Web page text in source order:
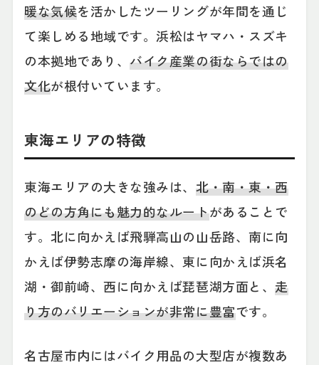
暖な気候を活かしたツーリングが年間を通じ
て楽しめる地域です。浜松はヤマハ・スズキ
の本拠地であり、バイク産業の街ならではの
文化が根付いています。
東海エリアの特徴
東海エリアの大きな強みは、北・南・東・西
のどの方角にも魅力的なルートがあることで
す。北に向かえば飛騨高山の山岳路、南に向
かえば伊勢志摩の海岸線、東に向かえば浜名
湖・御前崎、西に向かえば琵琶湖方面と、走
り方のバリエーションが非常に豊富です。
名古屋市内にはバイク用品の大型店が複数あ